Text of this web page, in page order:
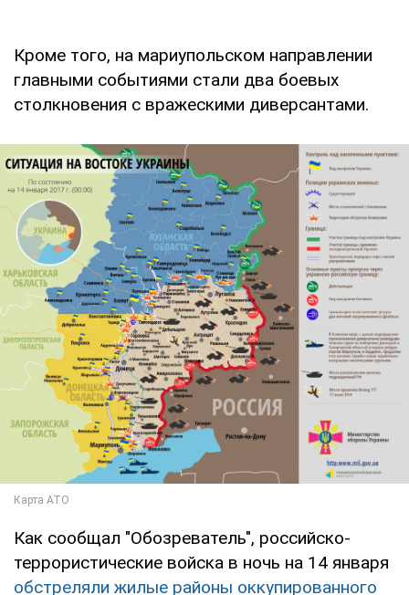
Кроме того, на мариупольском направлении
главными событиями стали два боевых
столкновения с вражескими диверсантами.
Как сообщал "Обозреватель", российско-
террористические войска в ночь на 14 января
обстреляли жилые районы оккупированного